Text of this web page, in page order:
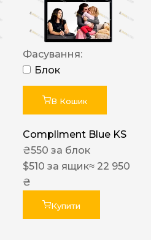
Фасування:
Блок
В Кошик
Compliment Blue KS
₴550 за блок
$510 за ящик≈ 22 950
₴
Купити